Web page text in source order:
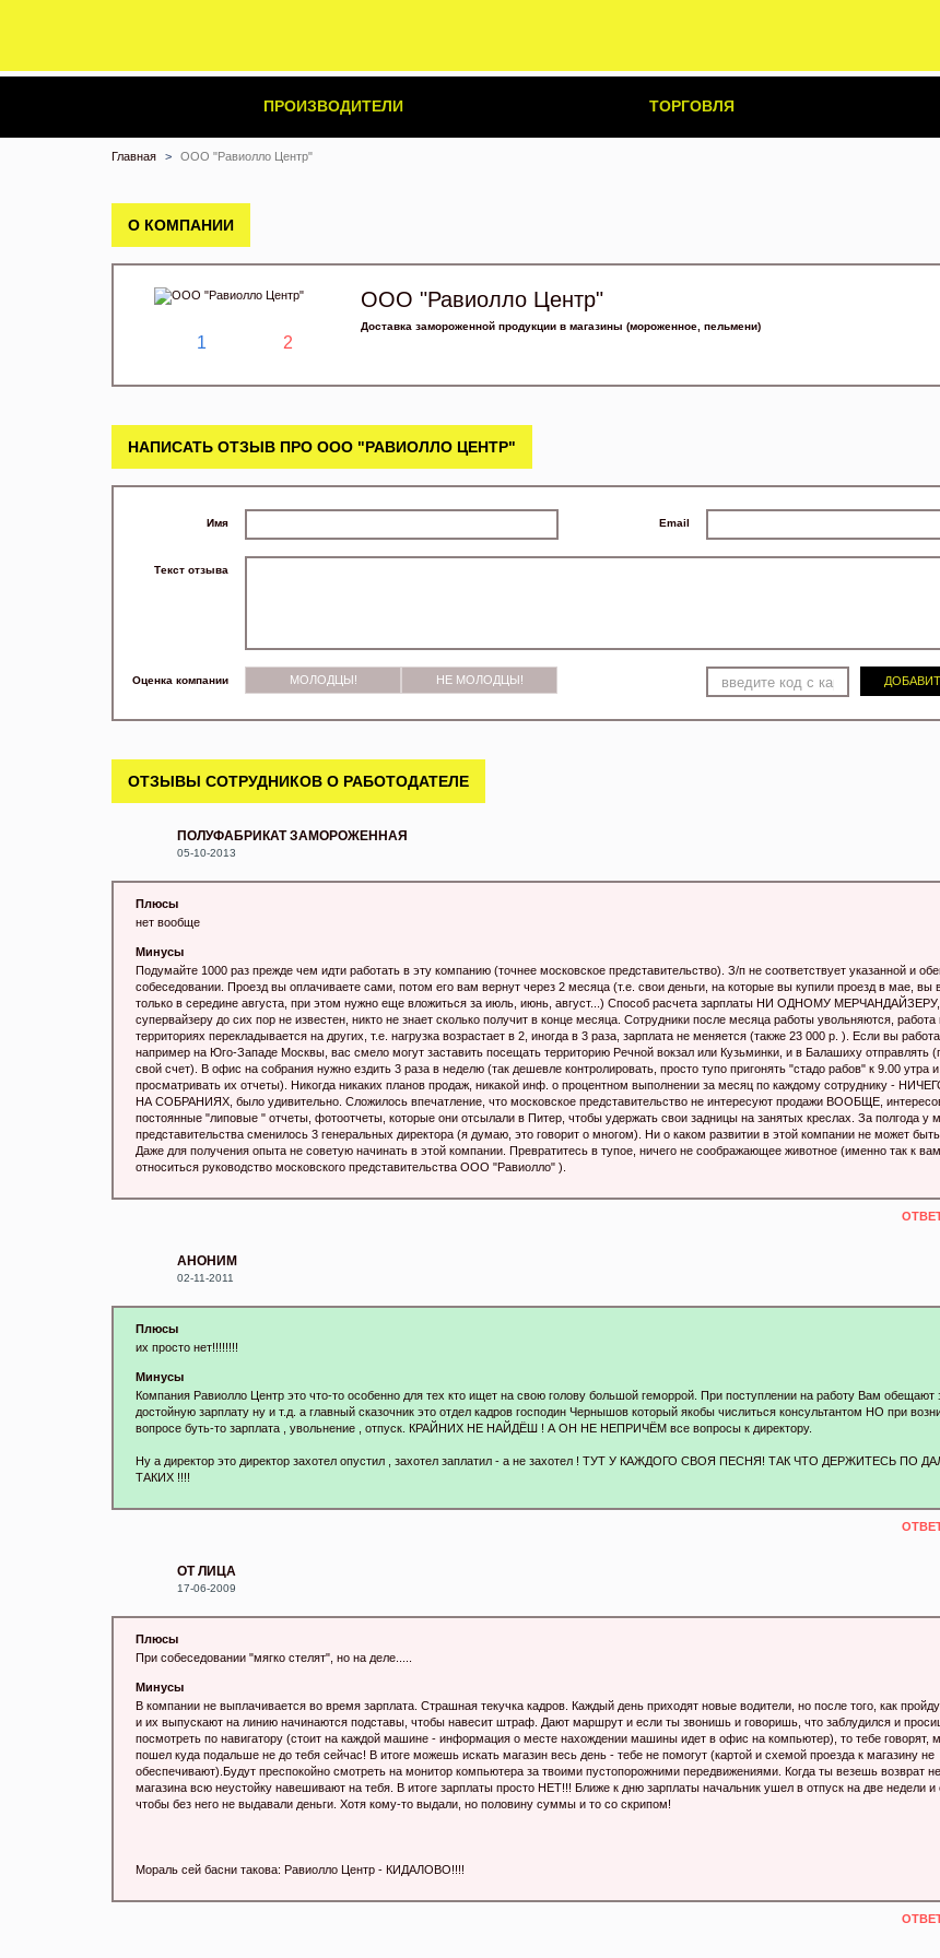
ПРОИЗВОДИТЕЛИ ТОРГОВЛЯ
Главная ООО "Равиолло Центр"
О КОМПАНИИ
1 2
ООО "Равиолло Центр"
Доставка замороженной продукции в магазины (мороженное, пельмени)
НАПИСАТЬ ОТЗЫВ ПРО ООО "РАВИОЛЛО ЦЕНТР"
Имя Email
Текст отзыва
Оценка компании МОЛОДЦЫ! НЕ МОЛОДЦЫ!
ОТЗЫВЫ СОТРУДНИКОВ О РАБОТОДАТЕЛЕ
ПОЛУФАБРИКАТ ЗАМОРОЖЕННАЯ
05-10-2013
Плюсы
нет вообще
Минусы
Подумайте 1000 раз прежде чем идти работать в эту компанию (точнее московское представительство). З/п не соответствует указанной и
собеседовании. Проезд вы оплачиваете сами, потом его вам вернут через 2 месяца (т.е. свои деньги, на которые вы купили проезд в мае, вы
только в середине августа, при этом нужно еще вложиться за июль, июнь, август...) Способ расчета зарплаты НИ ОДНОМУ
супервайзеру до сих пор не известен, никто не знает сколько получит в конце месяца. Сотрудники после месяца работы увольняются, работа
территориях перекладывается на других, т.е. нагрузка возрастает в 2, иногда в 3 раза, зарплата не меняется (также 23 000 р. ). Если вы
например на Юго-Западе Москвы, вас смело могут заставить посещать территорию Речной вокзал или Кузьминки, и в Балашиху отправлять
свой счет). В офис на собрания нужно ездить 3 раза в неделю (так дешевле контролировать, просто тупо пригонять "стадо рабов" к 9.00 утра
просматривать их отчеты). Никогда никаких планов продаж, никакой инф. о процентном выполнении за месяц по каждому сотруднику -
НА СОБРАНИЯХ, было удивительно. Сложилось впечатление, что московское представительство не интересуют продажи ВООБЩЕ,
постоянные "липовые " отчеты, фотоотчеты, которые они отсылали в Питер, чтобы удержать свои задницы на занятых креслах. За полгода у
представительства сменилось 3 генеральных директора (я думаю, это говорит о многом). Ни о каком развитии в этой компании не может быть
Даже для получения опыта не советую начинать в этой компании. Превратитесь в тупое, ничего не соображающее животное (именно так к
относиться руководство московского представительства ООО "Равиолло" ).
АНОНИМ
02-11-2011
Плюсы
их просто нет!!!!!!!!
Минусы
Компания Равиолло Центр это что-то особенно для тех кто ищет на свою голову большой геморрой. При поступлении на работу Вам обещают
достойную зарплату ну и т.д. а главный сказочник это отдел кадров господин Чернышов который якобы числиться консультантом НО при
вопросе буть-то зарплата , увольнение , отпуск. КРАЙНИХ НЕ НАЙДЁШ ! А ОН НЕ НЕПРИЧЁМ все вопросы к директору.
Ну а директор это директор захотел опустил , захотел заплатил - а не захотел ! ТУТ У КАЖДОГО СВОЯ ПЕСНЯ! ТАК ЧТО ДЕРЖИТЕСЬ ПО
ТАКИХ !!!!
ОТ ЛИЦА
17-06-2009
Плюсы
При собеседовании "мягко стелят", но на деле.....
Минусы
В компании не выплачивается во время зарплата. Страшная текучка кадров. Каждый день приходят новые водители, но после того, как
и их выпускают на линию начинаются подставы, чтобы навесит штраф. Дают маршрут и если ты звонишь и говоришь, что заблудился и
посмотреть по навигатору (стоит на каждой машине - информация о месте нахождении машины идет в офис на компьютер), то тебе говорят,
пошел куда подальше не до тебя сейчас! В итоге можешь искать магазин весь день - тебе не помогут (картой и схемой проезда к магазину не
обеспечивают).Будут преспокойно смотреть на монитор компьютера за твоими пустопорожними передвижениями. Когда ты везешь возврат
магазина всю неустойку навешивают на тебя. В итоге зарплаты просто НЕТ!!! Ближе к дню зарплаты начальник ушел в отпуск на две недели и
чтобы без него не выдавали деньги. Хотя кому-то выдали, но половину суммы и то со скрипом!
Мораль сей басни такова: Равиолло Центр - КИДАЛОВО!!!!